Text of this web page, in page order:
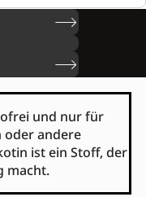
und nur für
oder andere
ist ein Stoff, der
macht.